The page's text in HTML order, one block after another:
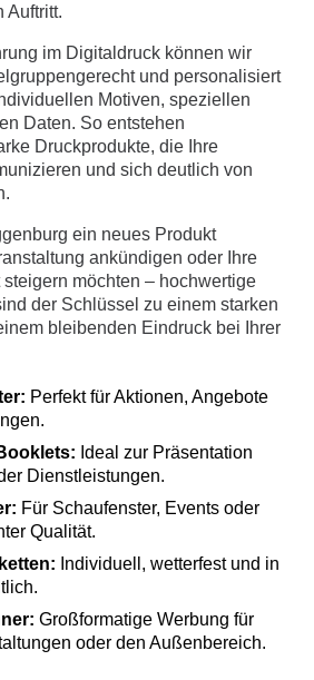
Auftritt.
im Digitaldruck können wir
und personalisiert
Motiven, speziellen
Daten. So entstehen
Druckprodukte, die Ihre
und sich deutlich von
ein neues Produkt
ankündigen oder Ihre
möchten – hochwertige
der Schlüssel zu einem starken
bleibenden Eindruck bei Ihrer
Perfekt für Aktionen, Angebote
Ideal zur Präsentation
Dienstleistungen.
Für Schaufenster, Events oder
Qualität.
Individuell, wetterfest und in
Großformatige Werbung für
oder den Außenbereich.